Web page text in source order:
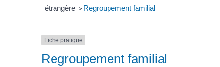
étrangère > Regroupement familial
Fiche pratique
Regroupement familial